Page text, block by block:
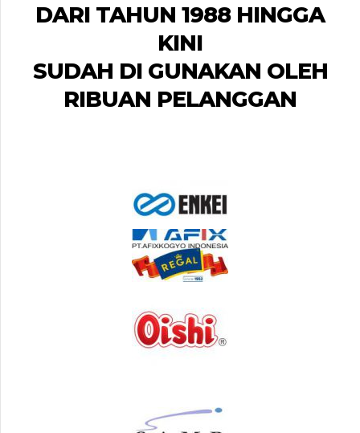
DARI TAHUN 1988 HINGGA
KINI
SUDAH DI GUNAKAN OLEH
RIBUAN PELANGGAN